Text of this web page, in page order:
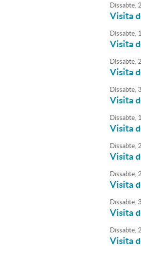
Dissabte,
Visita
Dissabte,
Visita
Dissabte,
Visita
Dissabte,
Visita
Dissabte,
Visita
Dissabte,
Visita
Dissabte,
Visita
Dissabte,
Visita
Dissabte,
Visita